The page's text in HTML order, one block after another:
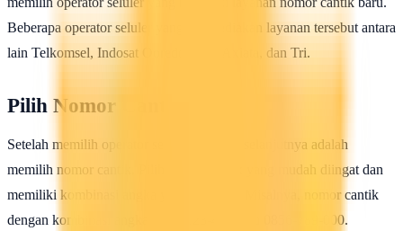
Beberapa operator seluler yang menyediakan layanan tersebut antara
lain Telkomsel, Indosat Ooredoo, XL Axiata, dan Tri.
Pilih Nomor Cantik
Setelah memilih operator seluler, langkah selanjutnya adalah
memilih nomor cantik. Pilih nomor cantik yang mudah diingat dan
memiliki kombinasi angka yang menarik. Misalnya, nomor cantik
dengan kombinasi angka 0812-123-456 atau 0856-789-000.